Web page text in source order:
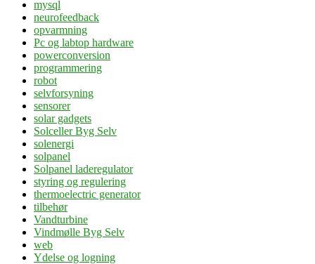
mysql
neurofeedback
opvarmning
Pc og labtop hardware
powerconversion
programmering
robot
selvforsyning
sensorer
solar gadgets
Solceller Byg Selv
solenergi
solpanel
Solpanel laderegulator
styring og regulering
thermoelectric generator
tilbehør
Vandturbine
Vindmølle Byg Selv
web
Ydelse og logning